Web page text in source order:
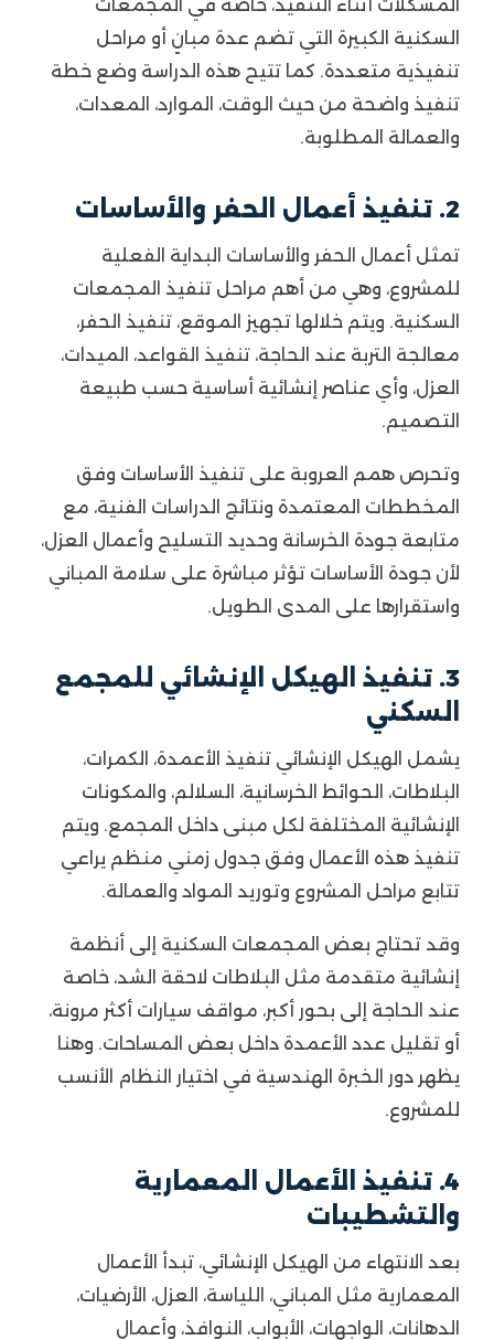
المشكلات أثناء التنفيذ، خاصة في المجمعات
السكنية الكبيرة التي تضم عدة مبانٍ أو مراحل
تنفيذية متعددة. كما تتيح هذه الدراسة وضع خطة
تنفيذ واضحة من حيث الوقت، الموارد، المعدات،
والعمالة المطلوبة.
2. تنفيذ أعمال الحفر والأساسات
تمثل أعمال الحفر والأساسات البداية الفعلية
للمشروع، وهي من أهم مراحل تنفيذ المجمعات
السكنية. ويتم خلالها تجهيز الموقع، تنفيذ الحفر،
معالجة التربة عند الحاجة، تنفيذ القواعد، الميدات،
العزل، وأي عناصر إنشائية أساسية حسب طبيعة
التصميم.
وتحرص همم العروبة على تنفيذ الأساسات وفق
المخططات المعتمدة ونتائج الدراسات الفنية، مع
متابعة جودة الخرسانة وحديد التسليح وأعمال العزل،
لأن جودة الأساسات تؤثر مباشرة على سلامة المباني
واستقرارها على المدى الطويل.
3. تنفيذ الهيكل الإنشائي للمجمع
السكني
يشمل الهيكل الإنشائي تنفيذ الأعمدة، الكمرات،
البلاطات، الحوائط الخرسانية، السلالم، والمكونات
الإنشائية المختلفة لكل مبنى داخل المجمع. ويتم
تنفيذ هذه الأعمال وفق جدول زمني منظم يراعي
تتابع مراحل المشروع وتوريد المواد والعمالة.
وقد تحتاج بعض المجمعات السكنية إلى أنظمة
إنشائية متقدمة مثل البلاطات لاحقة الشد، خاصة
عند الحاجة إلى بحور أكبر، مواقف سيارات أكثر مرونة،
أو تقليل عدد الأعمدة داخل بعض المساحات. وهنا
يظهر دور الخبرة الهندسية في اختيار النظام الأنسب
للمشروع.
4. تنفيذ الأعمال المعمارية
والتشطيبات
بعد الانتهاء من الهيكل الإنشائي، تبدأ الأعمال
المعمارية مثل المباني، اللياسة، العزل، الأرضيات،
الدهانات، الواجهات، الأبواب، النوافذ، وأعمال